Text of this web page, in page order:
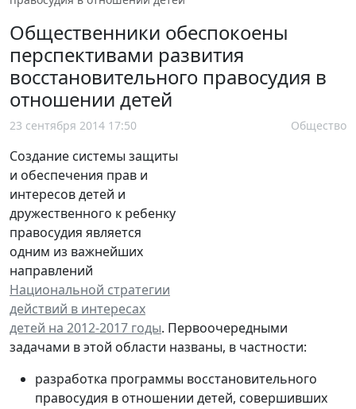
Общественники обеспокоены
перспективами развития
восстановительного правосудия в
отношении детей
23 сентября 2014 17:50 Общество
Создание системы защиты
и обеспечения прав и
интересов детей и
дружественного к ребенку
правосудия является
одним из важнейших
направлений
Национальной стратегии
действий в интересах
детей на 2012-2017 годы. Первоочередными
задачами в этой области названы, в частности:
разработка программы восстановительного
правосудия в отношении детей, совершивших